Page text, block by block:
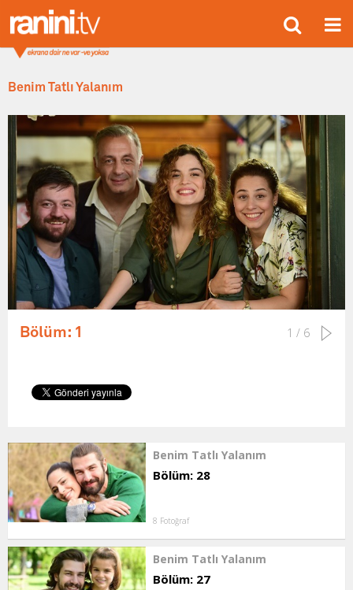
Benim Tatlı Yalanım
Bölüm: 1 1 / 6
Benim Tatlı Yalanım
Bölüm: 28
8 Fotoğraf
Benim Tatlı Yalanım
Bölüm: 27